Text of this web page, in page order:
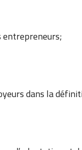
dans la